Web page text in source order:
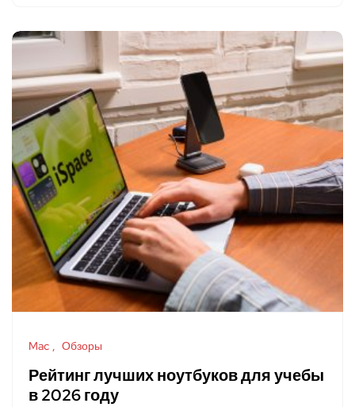
Mac Обзоры
Рейтинг лучших ноутбуков для учебы
в 2026 году